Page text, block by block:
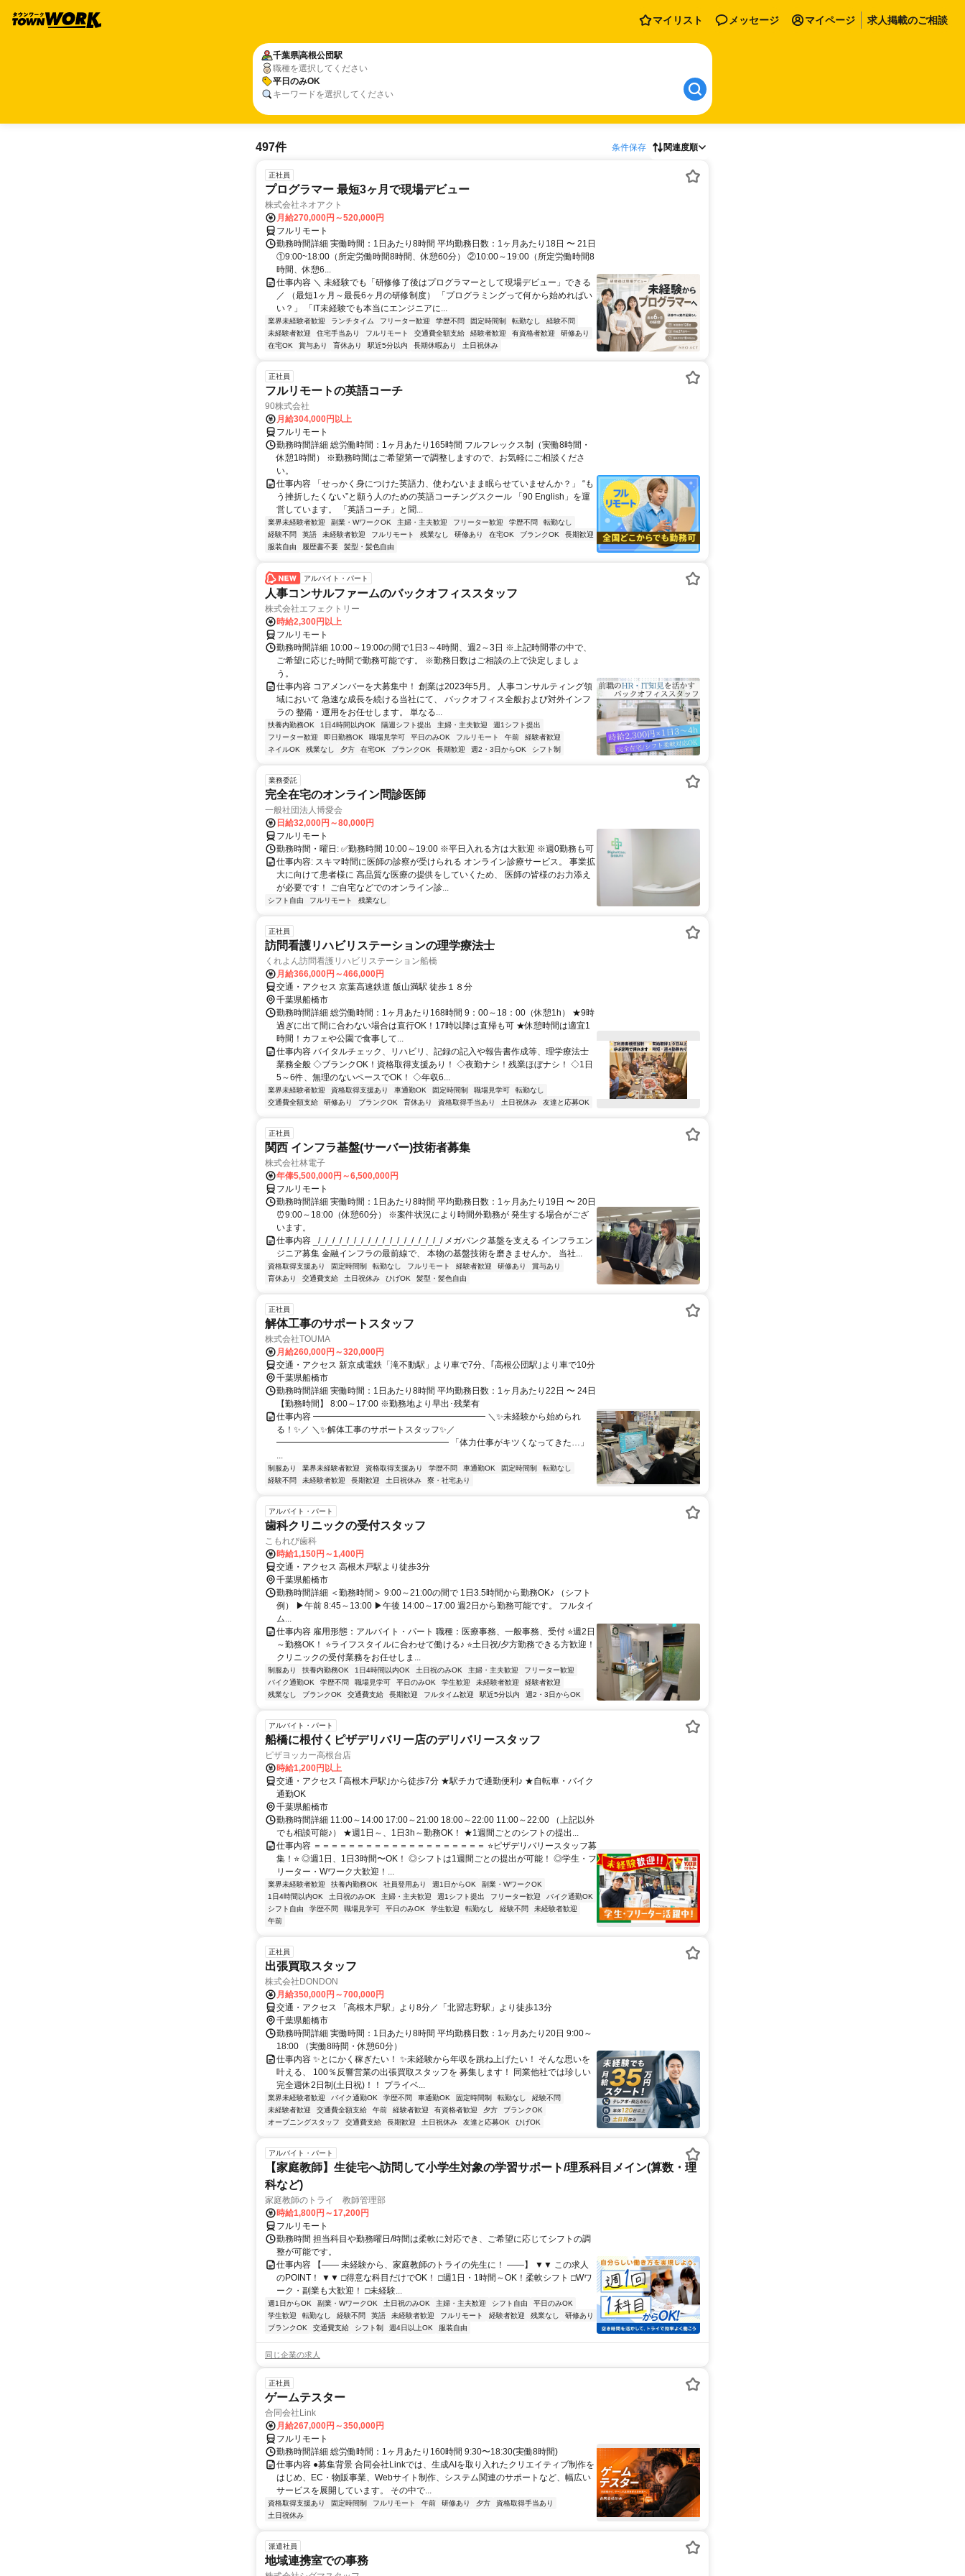
マイリスト メッセージ マイページ 求人掲載のご相談
千葉県高根公団駅
職種を選択してください
平日のみOK
キーワードを選択してください
497件 条件保存 関連度順
正社員
プログラマー 最短3ヶ月で現場デビュー
株式会社ネオアクト
月給270,000円～520,000円
フルリモート
勤務時間詳細 実働時間：1日あたり8時間 平均勤務日数：1ヶ月あたり18日 〜 21日
①9:00~18:00（所定労働時間8時間、休憩60分） ②10:00～19:00（所定労働時間8
時間、休憩6...
仕事内容 ＼ 未経験でも「研修修了後はプログラマーとして現場デビュー」できる
／ （最短1ヶ月～最長6ヶ月の研修制度） 「プログラミングって何から始めればい
い？」 「IT未経験でも本当にエンジニアに...
業界未経験者歓迎 ランチタイム フリーター歓迎 学歴不問 固定時間制 転勤なし
経験不問
未経験者歓迎
住宅手当あり フルリモート 交通費全額支給 経験者歓迎 有資格者歓迎
研修あり
在宅OK
賞与あり 育休あり 駅近5分以内 長期休暇あり 土日祝休み
正社員
フルリモートの英語コーチ
90株式会社
月給304,000円以上
フルリモート
勤務時間詳細 総労働時間：1ヶ月あたり165時間 フルフレックス制（実働8時間・
休憩1時間） ※勤務時間はご希望第一で調整しますので、お気軽にご相談くださ
い。
仕事内容 「せっかく身につけた英語力、使わないまま眠らせていませんか？」 “も
う挫折したくない”と願う人のための英語コーチングスクール 「90 English」を運
営しています。 「英語コーチ」と聞...
業界未経験者歓迎 副業・WワークOK 主婦・主夫歓迎 フリーター歓迎 学歴不問
転勤なし
経験不問
英語 未経験者歓迎 フルリモート 残業なし 研修あり 在宅OK ブランクOK
長期歓迎
服装自由
履歴書不要 髪型・髪色自由
アルバイト・パート
人事コンサルファームのバックオフィススタッフ
株式会社エフェクトリー
時給2,300円以上
フルリモート
勤務時間詳細 10:00～19:00の間で1日3～4時間、週2～3日 ※上記時間帯の中で、
ご希望に応じた時間で勤務可能です。 ※勤務日数はご相談の上で決定しましょ
う。
仕事内容 コアメンバーを大募集中！ 創業は2023年5月。 人事コンサルティング領
域において 急速な成長を続ける当社にて、 バックオフィス全般および対外インフ
ラの 整備・運用をお任せします。 単なる...
扶養内勤務OK 1日4時間以内OK 隔週シフト提出 主婦・主夫歓迎
週1シフト提出
フリーター歓迎
即日勤務OK 職場見学可 平日のみOK フルリモート 午前
経験者歓迎
ネイルOK
残業なし 夕方 在宅OK ブランクOK 長期歓迎 週2・3日からOK シフト制
業務委託
完全在宅のオンライン問診医師
一般社団法人博愛会
日給32,000円～80,000円
フルリモート
勤務時間・曜日: ✅勤務時間 10:00～19:00 ※平日入れる方は大歓迎 ※週0勤務も可
仕事内容: スキマ時間に医師の診察が受けられる オンライン診療サービス。 事業拡
大に向けて患者様に 高品質な医療の提供をしていくため、 医師の皆様のお力添え
が必要です！ ご自宅などでのオンライン診...
シフト自由 フルリモート 残業なし
正社員
訪問看護リハビリステーションの理学療法士
くれよん訪問看護リハビリステーション船橋
月給366,000円～466,000円
交通・アクセス 京葉高速鉄道 飯山満駅 徒歩１８分
千葉県船橋市
勤務時間詳細 総労働時間：1ヶ月あたり168時間 9：00～18：00（休憩1h） ★9時
過ぎに出て間に合わない場合は直行OK！17時以降は直帰も可 ★休憩時間は適宜1
時間！カフェや公園で食事して...
仕事内容 バイタルチェック、リハビリ、記録の記入や報告書作成等、理学療法士
業務全般 ◇ブランクOK！資格取得支援あり！ ◇夜勤ナシ！残業ほぼナシ！ ◇1日
5～6件、無理のないペースでOK！ ◇年収6...
業界未経験者歓迎 資格取得支援あり 車通勤OK 固定時間制 職場見学可
転勤なし
交通費全額支給
研修あり ブランクOK 育休あり 資格取得手当あり 土日祝休み 友達と応募OK
正社員
関西 インフラ基盤(サーバー)技術者募集
株式会社林電子
年俸5,500,000円～6,500,000円
フルリモート
勤務時間詳細 実働時間：1日あたり8時間 平均勤務日数：1ヶ月あたり19日 〜 20日
⏰9:00～18:00（休憩60分） ※案件状況により時間外勤務が 発生する場合がござ
います。
仕事内容 _/_/_/_/_/_/_/_/_/_/_/_/_/_/_/_/_/_/ メガバンク基盤を支える インフラエン
ジニア募集 金融インフラの最前線で、 本物の基盤技術を磨きませんか。 当社...
資格取得支援あり 固定時間制 転勤なし フルリモート 経験者歓迎 研修あり
賞与あり
育休あり
交通費支給 土日祝休み ひげOK 髪型・髪色自由
正社員
解体工事のサポートスタッフ
株式会社TOUMA
月給260,000円～320,000円
交通・アクセス 新京成電鉄「滝不動駅」より車で7分、｢高根公団駅｣より車で10分
千葉県船橋市
勤務時間詳細 実働時間：1日あたり8時間 平均勤務日数：1ヶ月あたり22日 〜 24日
【勤務時間】 8:00～17:00 ※勤務地より早出･残業有
仕事内容 ━━━━━━━━━━━━━━━━━━━━ ＼✨未経験から始められ
る！✨／ ＼✨解体工事のサポートスタッフ✨／
━━━━━━━━━━━━━━━━━━━━ 「体力仕事がキツくなってきた…」
...
制服あり 業界未経験者歓迎 資格取得支援あり 学歴不問 車通勤OK 固定時間制
転勤なし
経験不問
未経験者歓迎 長期歓迎 土日祝休み 寮・社宅あり
アルバイト・パート
歯科クリニックの受付スタッフ
こもれび歯科
時給1,150円～1,400円
交通・アクセス 高根木戸駅より徒歩3分
千葉県船橋市
勤務時間詳細 ＜勤務時間＞ 9:00～21:00の間で 1日3.5時間から勤務OK♪ （シフト
例） ▶午前 8:45～13:00 ▶午後 14:00～17:00 週2日から勤務可能です。 フルタイ
ム...
仕事内容 雇用形態：アルバイト・パート 職種：医療事務、一般事務、受付 ⭐週2日
～勤務OK！ ⭐ライフスタイルに合わせて働ける♪ ⭐土日祝/夕方勤務できる方歓迎！
クリニックの受付業務をお任せしま...
制服あり 扶養内勤務OK 1日4時間以内OK 土日祝のみOK 主婦・主夫歓迎
フリーター歓迎
バイク通勤OK
学歴不問 職場見学可 平日のみOK 学生歓迎 未経験者歓迎
経験者歓迎
残業なし
ブランクOK 交通費支給 長期歓迎 フルタイム歓迎 駅近5分以内 週2・3日からOK
アルバイト・パート
船橋に根付くピザデリバリー店のデリバリースタッフ
ピザヨッカー高根台店
時給1,200円以上
交通・アクセス ｢高根木戸駅｣から徒歩7分 ★駅チカで通勤便利♪ ★自転車・バイク
通勤OK
千葉県船橋市
勤務時間詳細 11:00～14:00 17:00～21:00 18:00～22:00 11:00～22:00 （上記以外
でも相談可能♪） ★週1日～、1日3h～勤務OK！ ★1週間ごとのシフトの提出...
仕事内容 ＝＝＝＝＝＝＝＝＝＝＝＝＝＝＝＝＝＝＝＝ ⭐ピザデリバリースタッフ募
集！⭐ ◎週1日、1日3時間〜OK！ ◎シフトは1週間ごとの提出が可能！ ◎学生・フ
リーター・Wワーク大歓迎！...
業界未経験者歓迎 扶養内勤務OK 社員登用あり 週1日からOK
副業・WワークOK
1日4時間以内OK
土日祝のみOK 主婦・主夫歓迎 週1シフト提出 フリーター歓迎
バイク通勤OK
シフト自由
学歴不問 職場見学可 平日のみOK 学生歓迎 転勤なし 経験不問
未経験者歓迎
午前
正社員
出張買取スタッフ
株式会社DONDON
月給350,000円～700,000円
交通・アクセス 「高根木戸駅」より8分／「北習志野駅」より徒歩13分
千葉県船橋市
勤務時間詳細 実働時間：1日あたり8時間 平均勤務日数：1ヶ月あたり20日 9:00～
18:00 （実働8時間・休憩60分）
仕事内容 ✨とにかく稼ぎたい！ ✨未経験から年収を跳ね上げたい！ そんな思いを
叶える、 100％反響営業の出張買取スタッフを 募集します！ 同業他社では珍しい
完全週休2日制(土日祝)！！ プライベ...
業界未経験者歓迎 バイク通勤OK 学歴不問 車通勤OK 固定時間制 転勤なし
経験不問
未経験者歓迎
交通費全額支給 午前 経験者歓迎 有資格者歓迎 夕方
ブランクOK
オープニングスタッフ
交通費支給 長期歓迎 土日祝休み 友達と応募OK ひげOK
アルバイト・パート
【家庭教師】生徒宅へ訪問して小学生対象の学習サポート/理系科目メイン(算数・理
科など)
家庭教師のトライ 教師管理部
時給1,800円～17,200円
フルリモート
勤務時間 担当科目や勤務曜日/時間は柔軟に対応でき、ご希望に応じてシフトの調
整が可能です。
仕事内容 【―― 未経験から、家庭教師のトライの先生に！ ――】 ▼▼ この求人
のPOINT！ ▼▼ □得意な科目だけでOK！ □週1日・1時間～OK！柔軟シフト □Wワ
ーク・副業も大歓迎！ □未経験...
週1日からOK 副業・WワークOK 土日祝のみOK 主婦・主夫歓迎 シフト自由
平日のみOK
学生歓迎
転勤なし 経験不問 英語 未経験者歓迎 フルリモート 経験者歓迎 残業なし
研修あり
ブランクOK
交通費支給 シフト制 週4日以上OK 服装自由
同じ企業の求人
正社員
ゲームテスター
合同会社Link
月給267,000円～350,000円
フルリモート
勤務時間詳細 総労働時間：1ヶ月あたり160時間 9:30〜18:30(実働8時間)
仕事内容 ●募集背景 合同会社Linkでは、生成AIを取り入れたクリエイティブ制作を
はじめ、EC・物販事業、Webサイト制作、システム関連のサポートなど、幅広い
サービスを展開しています。 その中で...
資格取得支援あり 固定時間制 フルリモート 午前 研修あり 夕方
資格取得手当あり
土日祝休み
派遣社員
地域連携室での事務